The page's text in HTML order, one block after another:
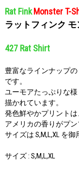
Rat FinkMonster T-
ラットフィンク
427 Rat Shirt
豊富なラインナップの
です。
ユーモアたっぷりな様
描かれています。
発色鮮やかプリントは
アメリカの香りがプン
サイズは S,M,L,XL を御
サイズ : S,M,L,XL